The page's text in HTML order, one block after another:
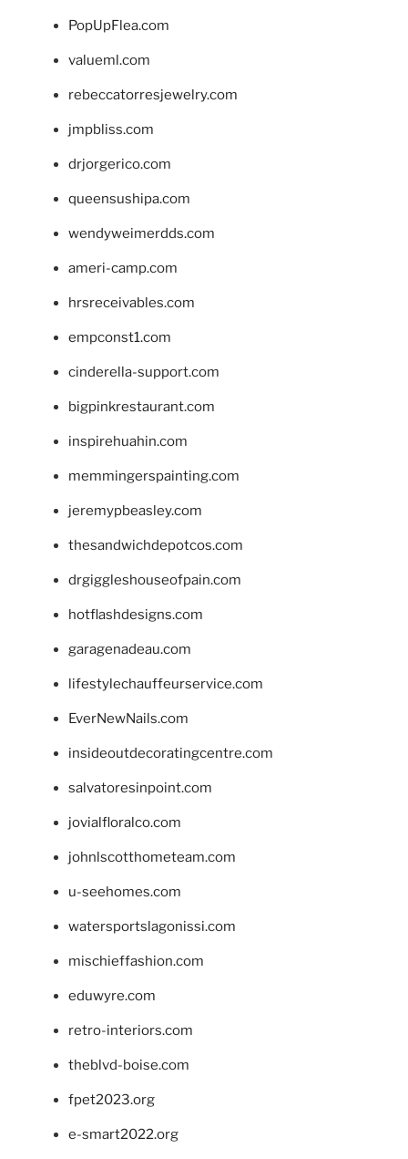
PopUpFlea.com
valueml.com
rebeccatorresjewelry.com
jmpbliss.com
drjorgerico.com
queensushipa.com
wendyweimerdds.com
ameri-camp.com
hrsreceivables.com
empconst1.com
cinderella-support.com
bigpinkrestaurant.com
inspirehuahin.com
memmingerspainting.com
jeremypbeasley.com
thesandwichdepotcos.com
drgiggleshouseofpain.com
hotflashdesigns.com
garagenadeau.com
lifestylechauffeurservice.com
EverNewNails.com
insideoutdecoratingcentre.com
salvatoresinpoint.com
jovialfloralco.com
johnlscotthometeam.com
u-seehomes.com
watersportslagonissi.com
mischieffashion.com
eduwyre.com
retro-interiors.com
theblvd-boise.com
fpet2023.org
e-smart2022.org